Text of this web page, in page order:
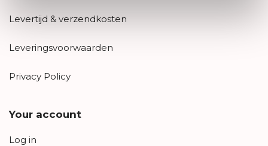
Levertijd & verzendkosten
Leveringsvoorwaarden
Privacy Policy
Your account
Log in